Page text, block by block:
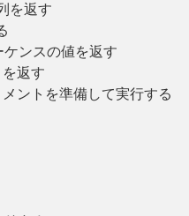
を返す
ンスの値を返す
返す
ントを準備して実行する